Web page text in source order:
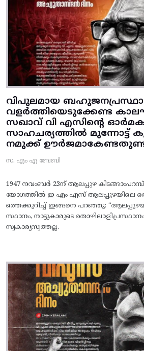
വിപുലമായ
വളർത്തിയെടുക്കേണ്ട
സഖാവ് വി എസിന്റെ
സാഹചര്യത്തിൽ മുന്നോട്ട്‌
നമുക്ക്
സ. എം എ ബേബി
1947 നവംബർ 23ന് ആലപ്പുഴ
യോഗത്തിൽ ഇ എം എസ് ആലപ്പുഴയിലെ
ത്തെക്കുറിച്ച് ഇങ്ങനെ പറഞ്ഞു:
സ്ഥാനം, നാട്ടുകാരുടെ
സ്വകാര്യസ്വത്തല്ല.